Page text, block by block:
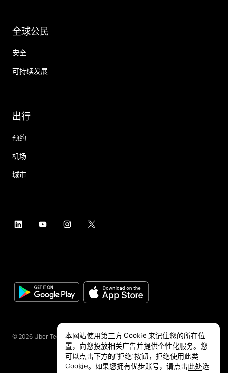
全球公民
安全
可持续发展
出行
预约
机场
城市
© 2026 Uber Technologies Inc.
本网站使用第三方 Cookie 来记住您的所在位
置，向您投放相关广告并提供个性化服务。您
可以点击下方的“拒绝”按钮，拒绝使用此类
Cookie。如果您拥有优步账号，请点击此处选